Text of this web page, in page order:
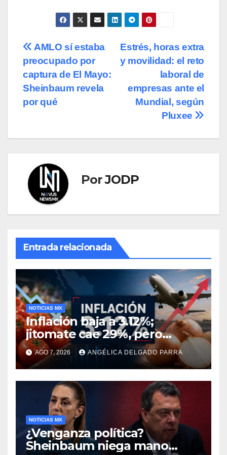
Navegación
de
entradas
Estrés, horas extra
y movilidad: el reto
laboral de
empresas ante el
Mundial, según
Pluxee
AMLO sí estaba
preocupado por
captura de El Mayo:
Sheinbaum revela
por qué
PorJODP
Entrada relacionada
NOTICIAS MX
Inflación baja a 3.12%;
jitomate cae 29%, pero
cebolla y vuelos se
encarecen
AGO 7, 2026 ANGÉLICA DELGADO PARRA
NOTICIAS MX
¿Venganza política?
Sheinbaum niega mano